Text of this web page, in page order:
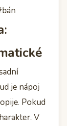
je nápoj
Pokud
V